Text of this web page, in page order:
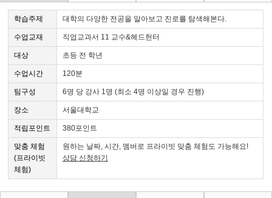
학습주제 대학의 다양한 전공을 알아보고 진로를 탐색해본다.
수업교재 직업교과서 11 교수&헤드헌터
대상 초등 전 학년
수업시간 120분
팀구성 6명 당 강사 1명 (최소 4명 이상일 경우 진행)
장소 서울대학교
적립포인트 380포인트
맞춤 체험
(프라이빗
체험)
원하는 날짜, 시간, 멤버로 프라이빗 맞춤 체험도 가능해요!
상담 신청하기